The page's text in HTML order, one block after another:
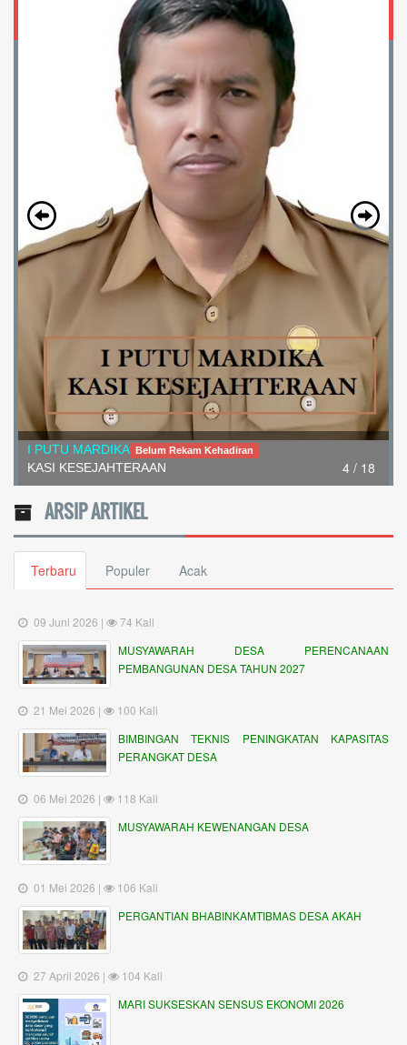
4 / 18
I PUTU MARDIKA Belum Rekam Kehadiran
KASI KESEJAHTERAAN
ARSIP ARTIKEL
Terbaru Populer Acak
09 Juni 2026 |
74 Kali
MUSYAWARAH DESA PERENCANAAN
PEMBANGUNAN DESA TAHUN 2027
21 Mei 2026 |
100 Kali
BIMBINGAN TEKNIS PENINGKATAN KAPASITAS
PERANGKAT DESA
06 Mei 2026 |
118 Kali
MUSYAWARAH KEWENANGAN DESA
01 Mei 2026 |
106 Kali
PERGANTIAN BHABINKAMTIBMAS DESA AKAH
27 April 2026 |
104 Kali
MARI SUKSESKAN SENSUS EKONOMI 2026